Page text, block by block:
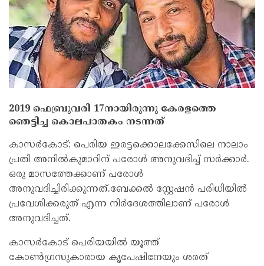
2019 ഫെബ്രുവരി 17നായിരുന്നു കേരളത്തെ
ഞെട്ടിച്ച കൊലപാതകം നടന്നത്
കാസർകോട്: പെരിയ ഇരട്ടക്കൊലക്കേസിലെ നാലാം
പ്രതി അനില്‍കുമാറിന് പരോള്‍ അനുവദിച്ച്‌ സർക്കാർ.
ഒരു മാസത്തേക്കാണ് പരോള്‍
അനുവദിച്ചിരിക്കുന്നത്.ബേക്കല്‍ സ്റ്റേഷൻ പരിധിയില്‍
പ്രവേശിക്കരുത് എന്ന നിർദേശത്തിലാണ് പരോള്‍
അനുവദിച്ചത്.
കാസർകോട് പെരിയയില്‍ യൂത്ത്
കോണ്‍ഗ്രസുകാരായ കൃപേഷിനേയും ശരത്